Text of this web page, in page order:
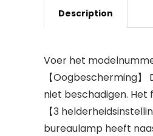
Description
Voer het
【Oogbescherming
niet beschadigen. Het
【3
bureaulamp heeft